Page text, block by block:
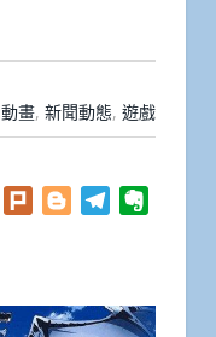
動畫, 新聞動態, 遊戲
Facebook
Plurk BloggerTelegram